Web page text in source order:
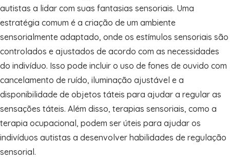
autistas a lidar com suas fantasias sensoriais. Uma
estratégia comum é a criação de um ambiente
sensorialmente adaptado, onde os estímulos sensoriais são
controlados e ajustados de acordo com as necessidades
do indivíduo. Isso pode incluir o uso de fones de ouvido com
cancelamento de ruído, iluminação ajustável e a
disponibilidade de objetos táteis para ajudar a regular as
sensações táteis. Além disso, terapias sensoriais, como a
terapia ocupacional, podem ser úteis para ajudar os
indivíduos autistas a desenvolver habilidades de regulação
sensorial.